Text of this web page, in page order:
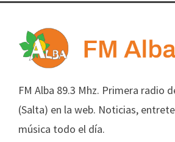
FM Alba 89.3 Mhz. Primera radio
(Salta) en la web. Noticias,
música todo el día.